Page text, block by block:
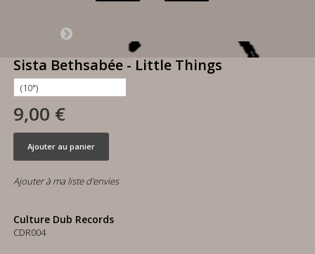
Sista Bethsabée - Little Things
9,00 €
Ajouter au panier
Ajouter à ma liste d'envies
Culture Dub Records
CDR004